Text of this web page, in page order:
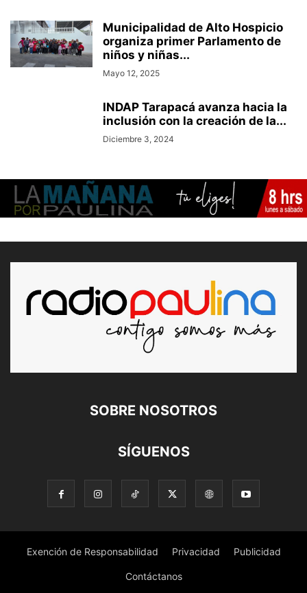
Municipalidad de Alto Hospicio
organiza primer Parlamento de
niños y niñas...
Mayo 12, 2025
INDAP Tarapacá avanza hacia la
inclusión con la creación de la...
Diciembre 3, 2024
SOBRE NOSOTROS
SÍGUENOS
Exención de Responsabilidad Privacidad Publicidad
Contáctanos